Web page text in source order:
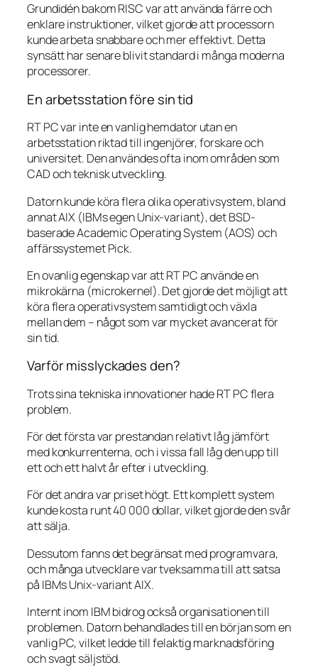
Grundidén bakom RISC var att använda färre och
enklare instruktioner, vilket gjorde att processorn
kunde arbeta snabbare och mer effektivt. Detta
synsätt har senare blivit standard i många moderna
processorer.
En arbetsstation före sin tid
RT PC var inte en vanlig hemdator utan en
arbetsstation riktad till ingenjörer, forskare och
universitet. Den användes ofta inom områden som
CAD och teknisk utveckling.
Datorn kunde köra flera olika operativsystem, bland
annat AIX (IBMs egen Unix-variant), det BSD-
baserade Academic Operating System (AOS) och
affärssystemet Pick.
En ovanlig egenskap var att RT PC använde en
mikrokärna (microkernel). Det gjorde det möjligt att
köra flera operativsystem samtidigt och växla
mellan dem – något som var mycket avancerat för
sin tid.
Varför misslyckades den?
Trots sina tekniska innovationer hade RT PC flera
problem.
För det första var prestandan relativt låg jämfört
med konkurrenterna, och i vissa fall låg den upp till
ett och ett halvt år efter i utveckling.
För det andra var priset högt. Ett komplett system
kunde kosta runt 40 000 dollar, vilket gjorde den svår
att sälja.
Dessutom fanns det begränsat med programvara,
och många utvecklare var tveksamma till att satsa
på IBMs Unix-variant AIX.
Internt inom IBM bidrog också organisationen till
problemen. Datorn behandlades till en början som en
vanlig PC, vilket ledde till felaktig marknadsföring
och svagt säljstöd.